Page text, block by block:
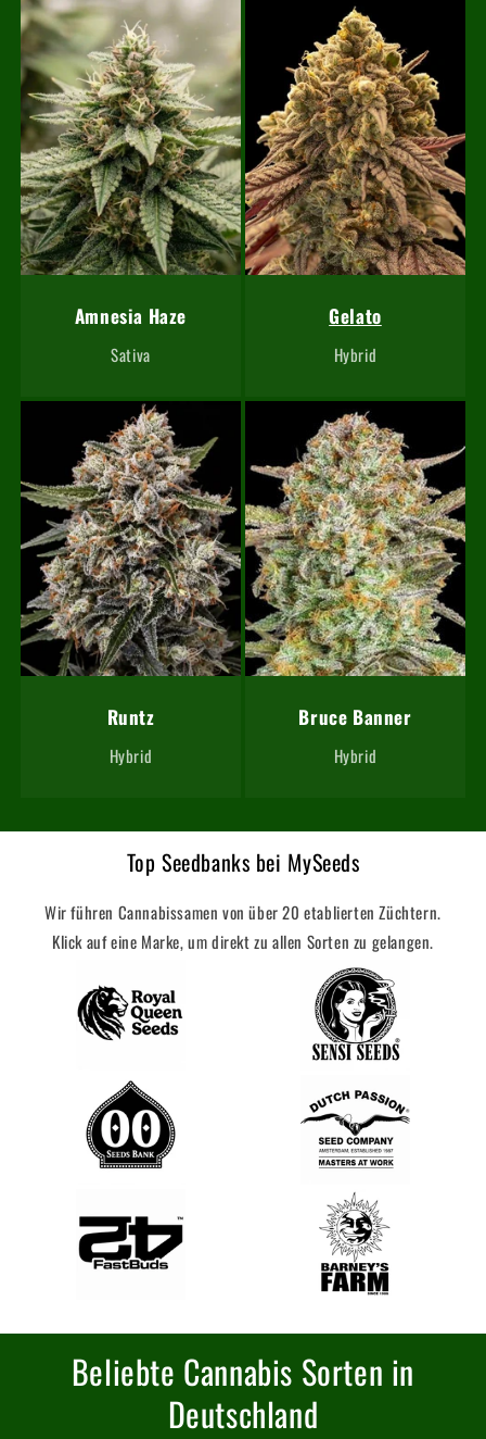
Amnesia Haze
Sativa
Gelato
Hybrid
Runtz
Hybrid
Bruce Banner
Hybrid
Top Seedbanks bei MySeeds
Wir führen Cannabissamen von über 20 etablierten Züchtern.
Klick auf eine Marke, um direkt zu allen Sorten zu gelangen.
Beliebte Cannabis Sorten in
Deutschland